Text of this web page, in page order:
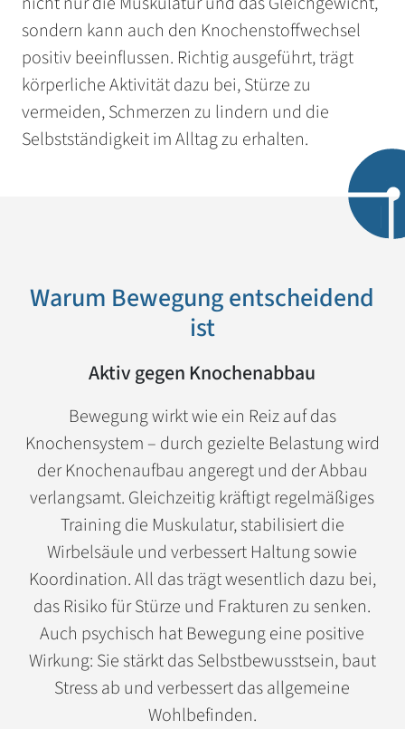
sondern kann auch den Knochenstoffwechsel
positiv beeinflussen. Richtig ausgeführt, trägt
körperliche Aktivität dazu bei, Stürze zu
vermeiden, Schmerzen zu lindern und die
Selbstständigkeit im Alltag zu erhalten.
Warum Bewegung entscheidend
ist
Aktiv gegen Knochenabbau
Bewegung wirkt wie ein Reiz auf das
Knochensystem – durch gezielte Belastung wird
der Knochenaufbau angeregt und der Abbau
verlangsamt. Gleichzeitig kräftigt regelmäßiges
Training die Muskulatur, stabilisiert die
Wirbelsäule und verbessert Haltung sowie
Koordination. All das trägt wesentlich dazu bei,
das Risiko für Stürze und Frakturen zu senken.
Auch psychisch hat Bewegung eine positive
Wirkung: Sie stärkt das Selbstbewusstsein, baut
Stress ab und verbessert das allgemeine
Wohlbefinden.